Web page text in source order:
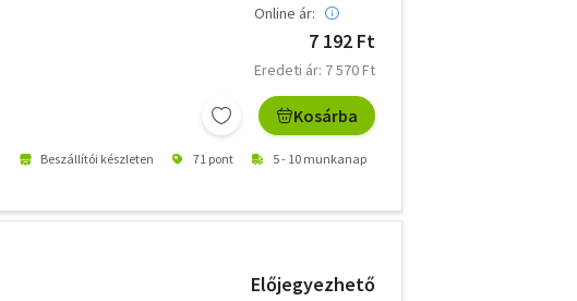
Online ár:
7 192 Ft
Eredeti ár: 7 570 Ft
Kosárba
Beszállítói készleten 71 pont 5 - 10 munkanap
Előjegyezhető